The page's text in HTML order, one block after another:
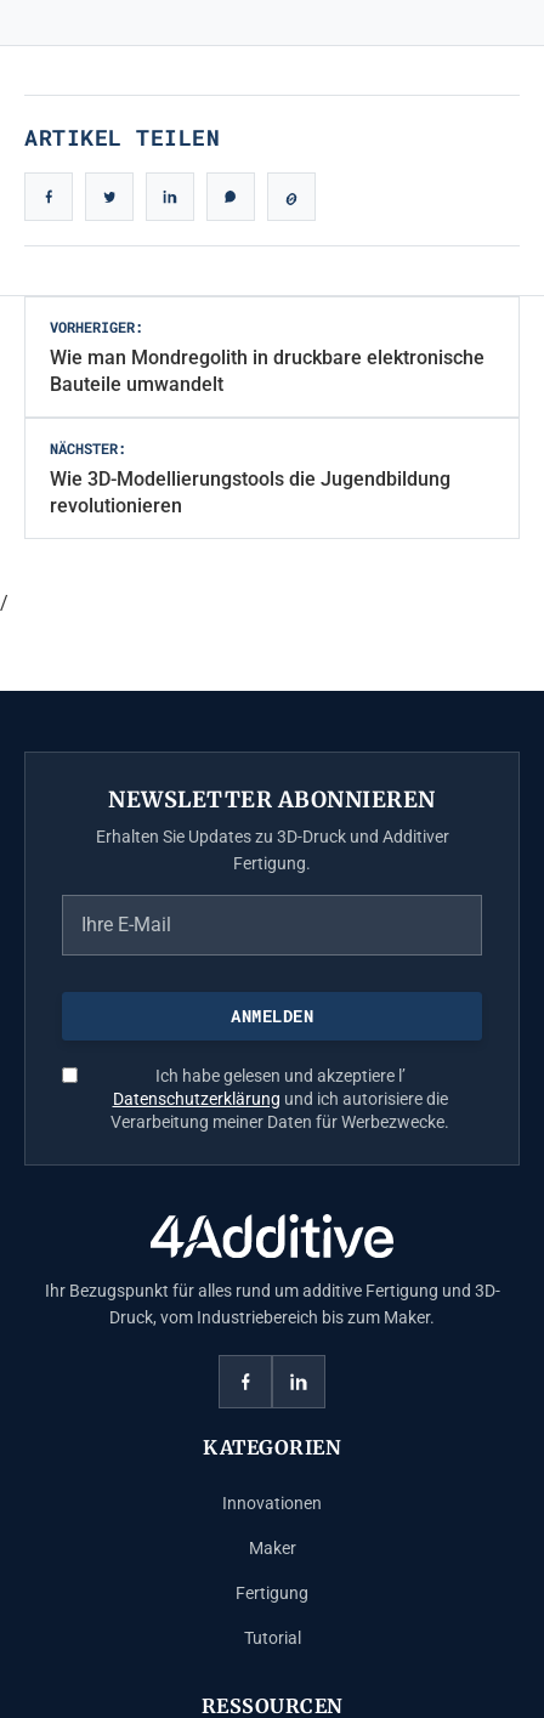
ARTIKEL TEILEN
Beitragsnavigation
VORHERIGER:
Wie man Mondregolith in druckbare elektronische
Bauteile umwandelt
NÄCHSTER:
Wie 3D-Modellierungstools die Jugendbildung
revolutionieren
/
NEWSLETTER ABONNIEREN
Erhalten Sie Updates zu 3D-Druck und Additiver
Fertigung.
Ich habe gelesen und akzeptiere l’
Datenschutzerklärung und ich autorisiere die
Verarbeitung meiner Daten für Werbezwecke.
Ihr Bezugspunkt für alles rund um additive Fertigung und 3D-
Druck, vom Industriebereich bis zum Maker.
KATEGORIEN
Innovationen
Maker
Fertigung
Tutorial
RESSOURCEN